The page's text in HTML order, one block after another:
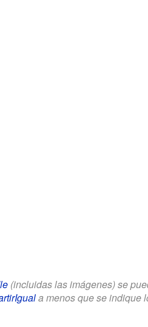
(incluidas las imágenes) se
a menos que se indique